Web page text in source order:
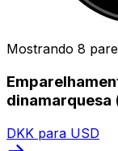
Mostrando 8
dinamarquesa
DKK para USD